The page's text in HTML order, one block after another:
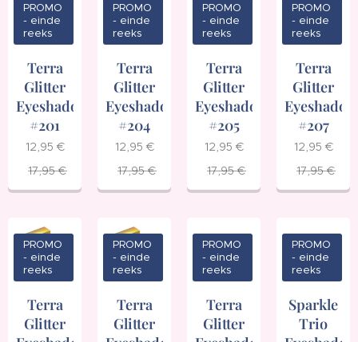
Terra
Glitter
Eyeshadow
#201
PROMO
- einde
reeks
12,95 €
17,95€
Terra
Glitter
Eyeshadow
#204
PROMO
- einde
reeks
12,95 €
17,95€
Terra
Glitter
Eyeshadow
#205
PROMO
- einde
reeks
12,95 €
17,95€
Terra
Glitter
Eyeshadow
#207
PROMO
- einde
reeks
12,95 €
17,95€
Terra
Glitter
PROMO
- einde
reeks
Terra
Glitter
PROMO
- einde
reeks
Terra
Glitter
PROMO
- einde
reeks
Sparkle
Trio
PROMO
- einde
reeks